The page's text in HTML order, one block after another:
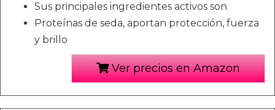
Sus principales ingredientes activos son
Proteínas de seda, aportan protección, fuerza
y brillo
Ver precios en Amazon